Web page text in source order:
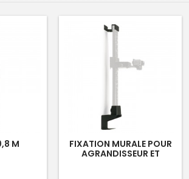
M
FIXATION MURALE POUR
AGRANDISSEUR ET